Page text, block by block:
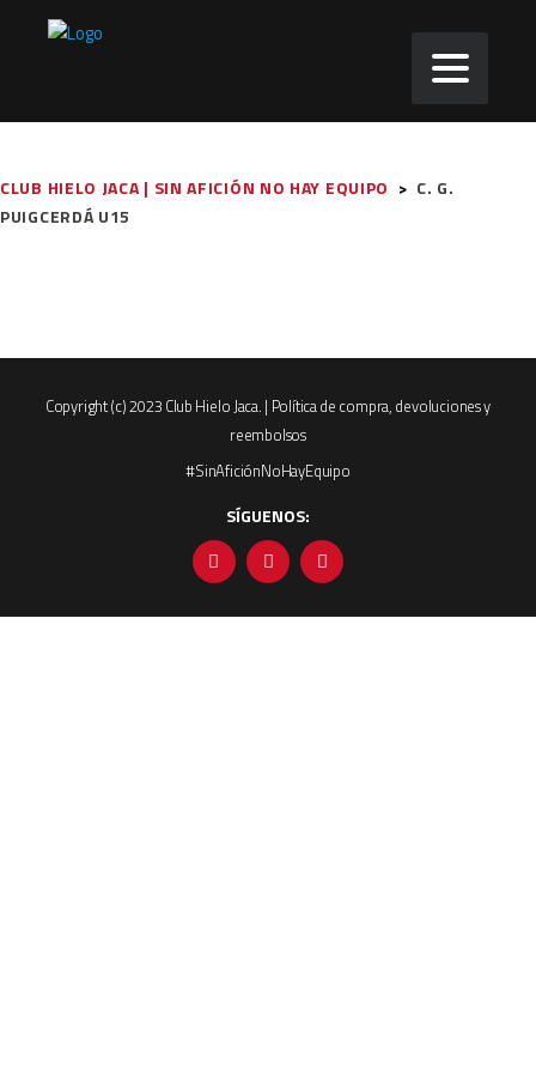
CLUB HIELO JACA | SIN AFICIÓN NO HAY EQUIPO > C. G.
PUIGCERDÁ U15
Copyright (c) 2023 Club Hielo Jaca. | Política de compra, devoluciones y
reembolsos
#SinAficiónNoHayEquipo
SÍGUENOS: